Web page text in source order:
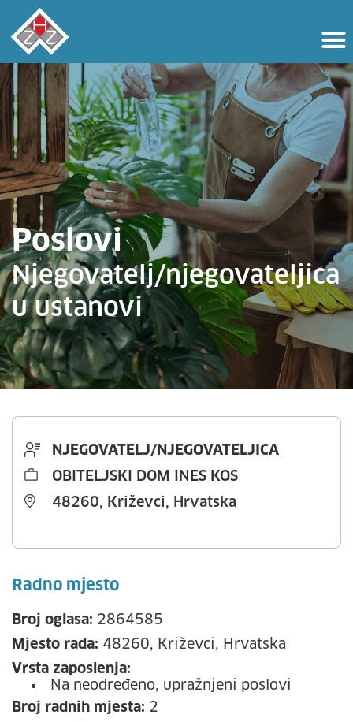
Poslovi
Njegovatelj/njegovateljica
u ustanovi
NJEGOVATELJ/NJEGOVATELJICA
OBITELJSKI DOM INES KOS
48260, Križevci, Hrvatska
Radno mjesto
Broj oglasa: 2864585
Mjesto rada: 48260, Križevci, Hrvatska
Vrsta zaposlenja:
Na neodređeno, upražnjeni poslovi
Broj radnih mjesta: 2